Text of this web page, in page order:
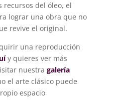
recursos del óleo, el
lograr una obra que no
revive el original.
una reproducción
y quieres ver más
nuestra galería
el arte clásico puede
espacio